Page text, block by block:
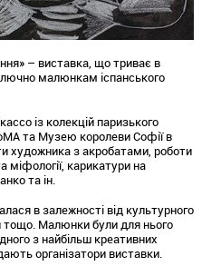
– виставка, що триває в
малюнкам іспанського
із колекцій паризького
та Музею королеви Софії в
художника з акробатами, роботи
міфології, карикатури на
та ін.
в залежності від культурного
тощо. Малюнки були для нього
з найбільш креативних
організатори виставки.